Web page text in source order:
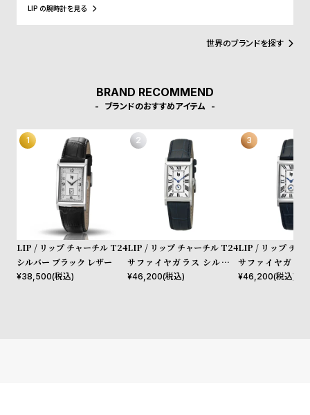
s
u
o
アイゼンハウワー元大統領、クリントン元大統領にも贈呈されるな
ど、現在に至るまで多くの著名人にも愛されています。
LIP の腕時計を見る
世界のブランドを探す
BRAND RECOMMEND
ブランドのおすすめアイテム
LIP / リップ チャーチル T24
シルバー ブラック レザー
¥38,500(税込)
LIP / リップ チャーチル T24
サファイヤガラス シルバー
レザー
¥46,200(税込)
LIP / リップ チャ
サファイヤガラ
ネイビー レザー
¥46,200(税込)